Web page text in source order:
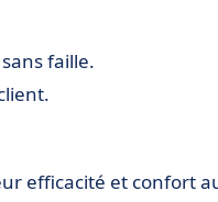
faille.
efficacité et confort